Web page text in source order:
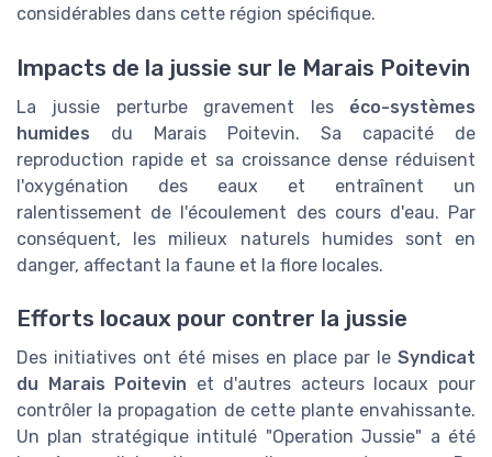
considérables dans cette région spécifique.
Impacts de la jussie sur le Marais Poitevin
La jussie perturbe gravement les éco-systèmes
humides du Marais Poitevin. Sa capacité de
reproduction rapide et sa croissance dense réduisent
l'oxygénation des eaux et entraînent un
ralentissement de l'écoulement des cours d'eau. Par
conséquent, les milieux naturels humides sont en
danger, affectant la faune et la flore locales.
Efforts locaux pour contrer la jussie
Des initiatives ont été mises en place par le Syndicat
du Marais Poitevin et d'autres acteurs locaux pour
contrôler la propagation de cette plante envahissante.
Un plan stratégique intitulé "Operation Jussie" a été